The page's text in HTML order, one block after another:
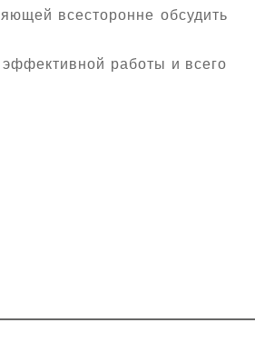
всесторонне обсудить
работы и всего